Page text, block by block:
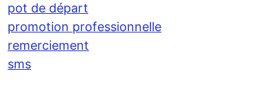
pot de départ
promotion professionnelle
remerciement
sms